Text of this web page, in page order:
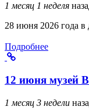
1 месяц 1 неделя
28 июня 2026 года в
Подробнее
12 июня музей
1 месяц 3 недели